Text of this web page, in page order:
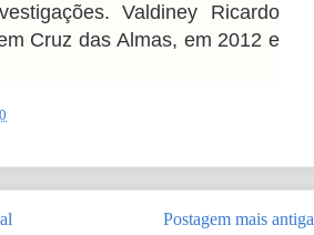
Valdiney Ricardo
Cruz das Almas, em 2012 e
Postagem mais antiga